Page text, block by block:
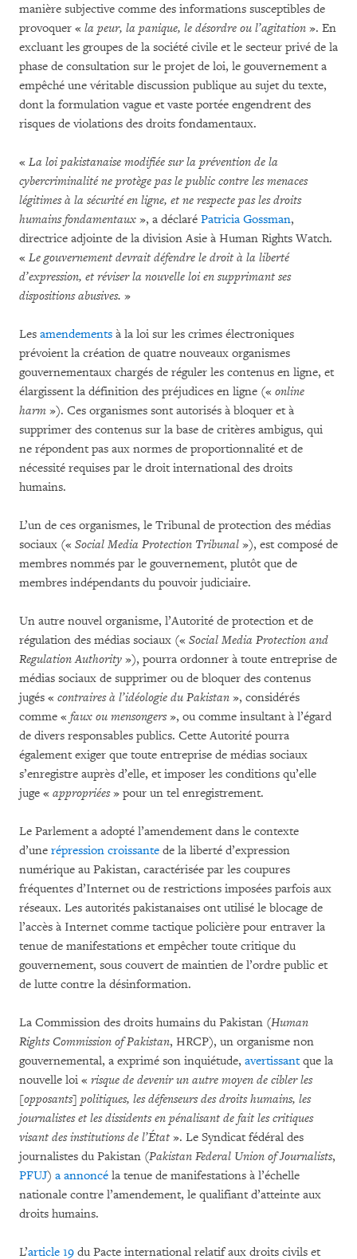
manière subjective comme des informations susceptibles de
provoquer « la peur, la panique, le désordre ou l’agitation ». En
excluant les groupes de la société civile et le secteur privé de la
phase de consultation sur le projet de loi, le gouvernement a
empêché une véritable discussion publique au sujet du texte,
dont la formulation vague et vaste portée engendrent des
risques de violations des droits fondamentaux.
« La loi pakistanaise modifiée sur la prévention de la
cybercriminalité ne protège pas le public contre les menaces
légitimes à la sécurité en ligne, et ne respecte pas les droits
humains fondamentaux », a déclaré Patricia Gossman,
directrice adjointe de la division Asie à Human Rights Watch.
« Le gouvernement devrait défendre le droit à la liberté
d’expression, et réviser la nouvelle loi en supprimant ses
dispositions abusives. »
Les amendements à la loi sur les crimes électroniques
prévoient la création de quatre nouveaux organismes
gouvernementaux chargés de réguler les contenus en ligne, et
élargissent la définition des préjudices en ligne (« online
harm »). Ces organismes sont autorisés à bloquer et à
supprimer des contenus sur la base de critères ambigus, qui
ne répondent pas aux normes de proportionnalité et de
nécessité requises par le droit international des droits
humains.
L’un de ces organismes, le Tribunal de protection des médias
sociaux (« Social Media Protection Tribunal »), est composé de
membres nommés par le gouvernement, plutôt que de
membres indépendants du pouvoir judiciaire.
Un autre nouvel organisme, l’Autorité de protection et de
régulation des médias sociaux (« Social Media Protection and
Regulation Authority »), pourra ordonner à toute entreprise de
médias sociaux de supprimer ou de bloquer des contenus
jugés « contraires à l’idéologie du Pakistan », considérés
comme « faux ou mensongers», ou comme insultant à l’égard
de divers responsables publics. Cette Autorité pourra
également exiger que toute entreprise de médias sociaux
s’enregistre auprès d’elle, et imposer les conditions qu’elle
juge « appropriées» pour un tel enregistrement.
Le Parlement a adopté l’amendement dans le contexte
d’une répression croissante de la liberté d’expression
numérique au Pakistan, caractérisée par les coupures
fréquentes d’Internet ou de restrictions imposées parfois aux
réseaux. Les autorités pakistanaises ont utilisé le blocage de
l’accès à Internet comme tactique policière pour entraver la
tenue de manifestations et empêcher toute critique du
gouvernement, sous couvert de maintien de l’ordre public et
de lutte contre la désinformation.
La Commission des droits humains du Pakistan (Human
Rights Commission of Pakistan, HRCP), un organisme non
gouvernemental, a exprimé son inquiétude, avertissantque la
nouvelle loi « risque de devenir un autre moyen de cibler les
[opposants] politiques, les défenseurs des droits humains, les
journalistes et les dissidents en pénalisant de fait les critiques
visant des institutions de l’État ». Le Syndicat fédéral des
journalistes du Pakistan (Pakistan Federal Union of Journalists,
PFUJ) a annoncé la tenue de manifestations à l’échelle
nationale contre l’amendement, le qualifiant d’atteinte aux
droits humains.
L’article 19 du Pacte international relatif aux droits civils et